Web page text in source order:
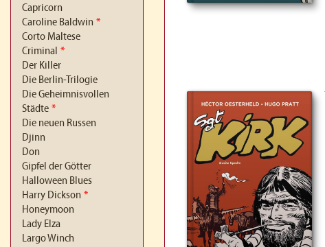
Capricorn
Caroline Baldwin *
Corto Maltese
Criminal *
Der Killer
Die Berlin-Trilogie
Die Geheimnisvollen
Städte *
Die neuen Russen
Djinn
Don
Gipfel der Götter
Halloween Blues
Harry Dickson *
Honeymoon
Lady Elza
Largo Winch